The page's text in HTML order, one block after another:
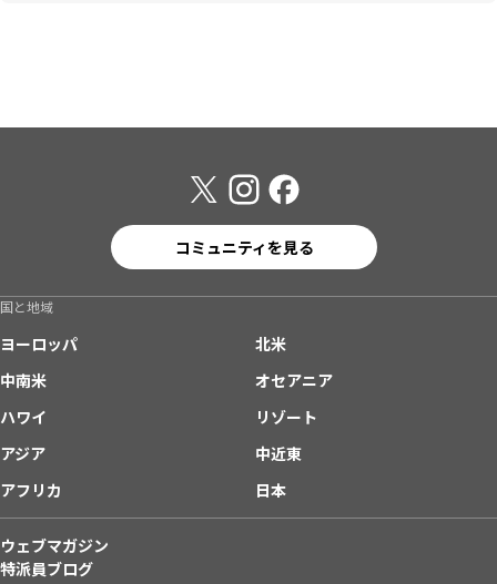
コミュニティを見る
国と地域
ヨーロッパ
北米
中南米
オセアニア
ハワイ
リゾート
アジア
中近東
アフリカ
日本
ウェブマガジン
特派員ブログ